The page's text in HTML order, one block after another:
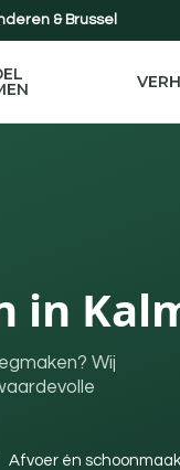
& Brussel
in
Wij
Afvoer én